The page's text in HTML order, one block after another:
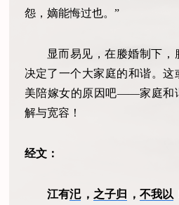
怨，嫡能悔过也。”
显而易见，在媵婚制下，
决定了一个大家庭的和谐。
美陪嫁女的原因吧——家庭和
解与宽容！
经文：
江有汜 ， 之子归 ， 不我以